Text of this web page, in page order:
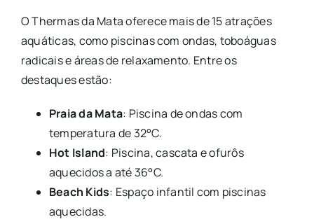
O Thermas da Mata oferece mais de 15 atrações
aquáticas, como piscinas com ondas, toboáguas
radicais e áreas de relaxamento. Entre os
destaques estão:
Praia da Mata: Piscina de ondas com
temperatura de 32°C.
Hot Island: Piscina, cascata e ofurôs
aquecidos a até 36°C.
Beach Kids: Espaço infantil com piscinas
aquecidas.